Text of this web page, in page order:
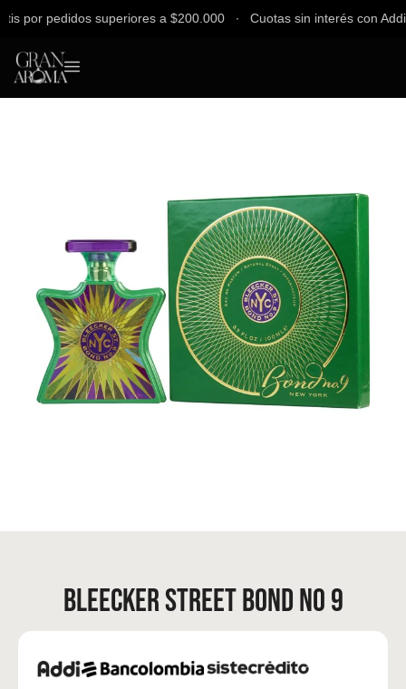
pedidos superiores a $200.000 ∙ Cuotas sin interés con Addi,
Bleecker Street Bond No 9